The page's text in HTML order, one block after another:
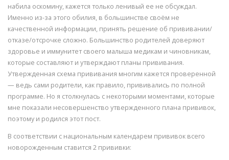
набила оскомину, кажется только ленивый ее не обсуждал.
Именно из-за этого обилия, в большинстве своём не
качественной информации, принять решение об прививании/
отказе/отсрочке сложно. Большинство родителей доверяют
здоровье и иммунитет своего малыша медикам и чиновникам,
которые составляют и утверждают планы прививания.
Утвержденная схема прививания многим кажется проверенной
— ведь сами родители, как правило, прививались по полной
программе. Но я столкнулась с некоторыми моментами, которые
мне показали несовершенство утвержденного плана прививок,
поэтому и родился этот пост.
В соответствии с национальным календарем прививок всего
новорожденным ставится 2 прививки: